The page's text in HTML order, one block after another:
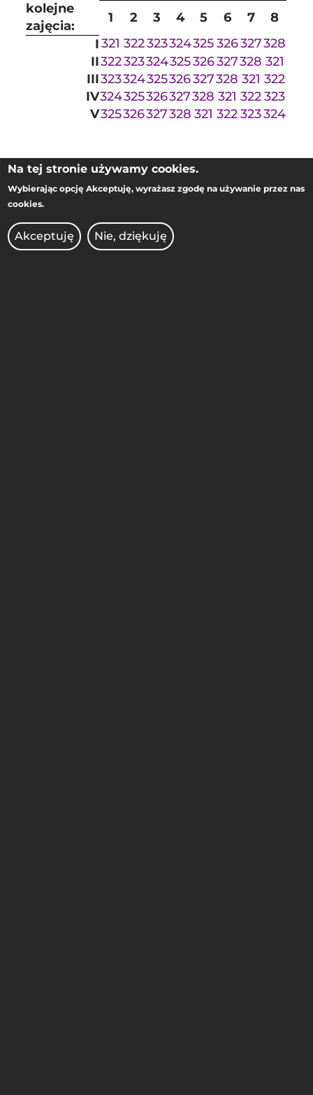
kolejne
zajęcia:
1 2 3 4 5 6 7
8
I321 322323324325326327328
II322323324325326327328 321
III323324325326327328 321 322
IV324325326327328 321 322323
V325326327328 321 322323324
WYDZIAŁ INŻYNIERII
MATERIAŁOWEJ I FIZYKI
TECHNICZNEJ
Na tej stronie używamy cookies.
Wybierając opcjęAkceptuję, wyrażasz zgodę na używanie przez nas
cookies.
Akceptuję Nie, dziękuję